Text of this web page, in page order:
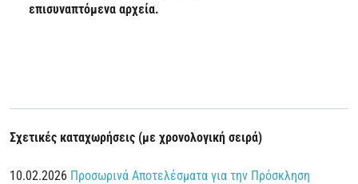
επισυναπτόμενα αρχεία.
Σχετικές καταχωρήσεις (με χρονολογική σειρά)
10.02.2026 Προσωρινά Αποτελέσματα για την Πρόσκληση